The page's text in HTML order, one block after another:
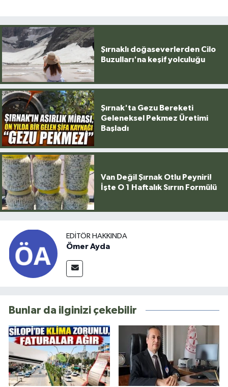
Şırnaklı doğaseverlerden Cilo
Buzulları'na keşif yolculuğu
Şırnak'ta Gezu Bereketi
Geleneksel Pekmez Üretimi
Başladı
Van Değil Şırnak Otlu Peyniri!
İşte O 1 Haftalık Sırrın Formülü
EDITÖR HAKKINDA
Ömer Ayda
Bunlar da ilginizi çekebilir